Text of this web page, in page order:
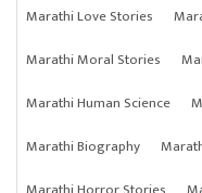
Marathi Love Stories
Marathi Moral Stories
Marathi Human Science
Marathi Biography